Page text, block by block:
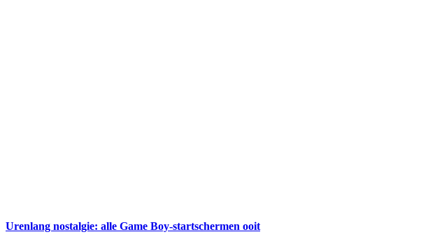
Urenlang nostalgie: alle Game Boy-startschermen ooit